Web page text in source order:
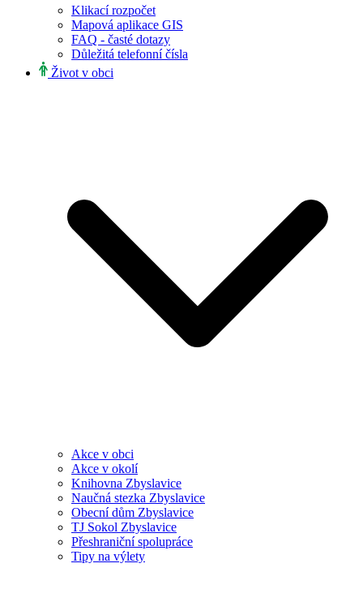
Klikací rozpočet
Mapová aplikace GIS
FAQ - časté dotazy
Důležitá telefonní čísla
Život v obci
Akce v obci
Akce v okolí
Knihovna Zbyslavice
Naučná stezka Zbyslavice
Obecní dům Zbyslavice
TJ Sokol Zbyslavice
Přeshraniční spolupráce
Tipy na výlety